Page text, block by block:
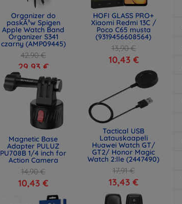
Organizer do
paskÃ³w Spigen
Apple Watch Band
Organizer S341
czarny (AMP09445)
42,90 €
29,93 €
HOFI GLASS PRO+
Xiaomi Redmi 13C /
Poco C65 musta
(9319456608564)
13,90 €
10,43 €
Magnetic Base
Adapter PULUZ
PU708B 1/4 inch for
Action Camera
14,90 €
10,43 €
Tactical USB
Latauskaapeli
Huawei Watch GT/
GT2/ Honor Magic
Watch 2:lle (2447490)
17,91 €
13,43 €